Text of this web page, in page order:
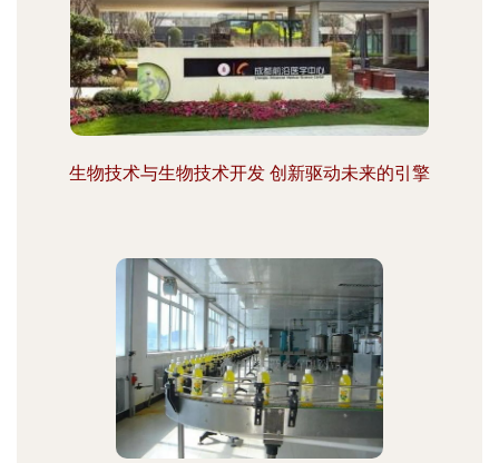
生物技术与生物技术开发 创新驱动未来的引擎